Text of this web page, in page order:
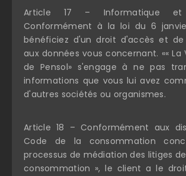
Article 17 – Informatique
Conformément à la loi du 6
bénéficiez d'un droit d'accès et
aux données vous concernant. «« La
de Pensol» s'engage à ne pas
informations que vous lui avez
d'autres sociétés ou organismes.
Article 18 – Conformément aux
Code de la consommation
processus de médiation des litiges
consommation », le client a le